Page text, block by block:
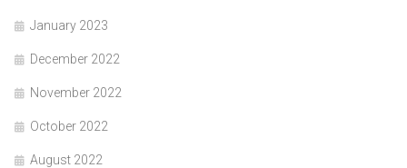
January 2023
December 2022
November 2022
October 2022
August 2022